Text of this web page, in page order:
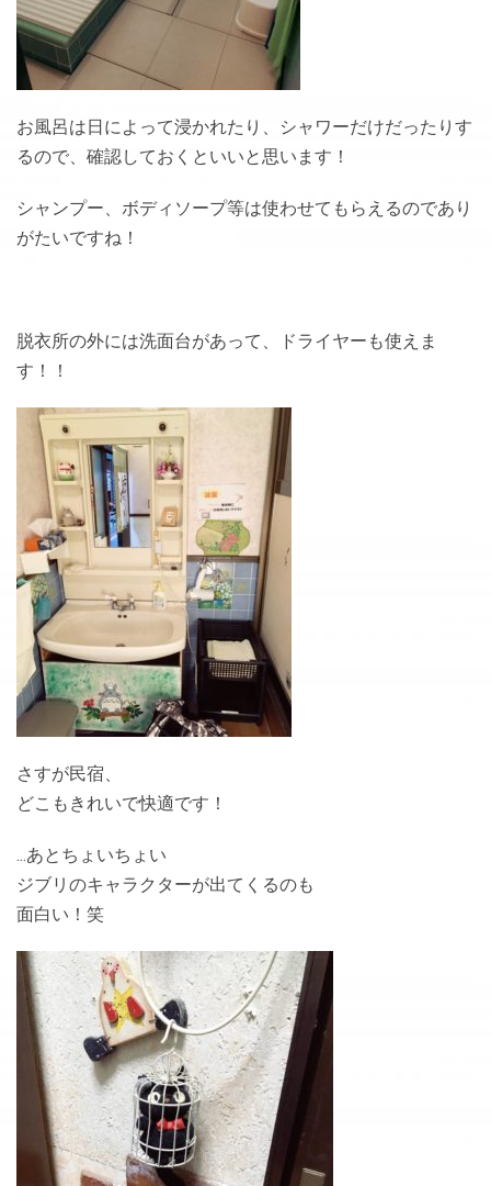
お風呂は日によって浸かれたり、シャワーだけだったりす
るので、確認しておくといいと思います！
シャンプー、ボディソープ等は使わせてもらえるのであり
がたいですね！
脱衣所の外には洗面台があって、ドライヤーも使えま
す！！
さすが民宿、
どこもきれいで快適です！
…あとちょいちょい
ジブリのキャラクターが出てくるのも
面白い！笑